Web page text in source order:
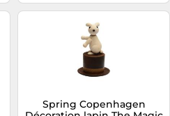
Spring Copenhagen